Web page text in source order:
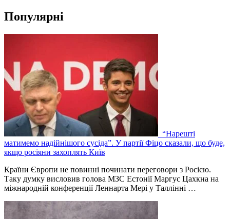
Популярні
“Нарешті
матимемо надійнішого сусіда”. У партії Фіцо сказали, що буде,
якщо росіяни захоплять Київ
Країни Європи не повинні починати переговори з Росією.
Таку думку висловив голова МЗС Естонії Маргус Цахкна на
міжнародній конференції Леннарта Мері у Таллінні …